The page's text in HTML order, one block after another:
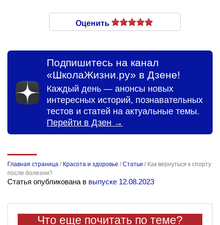
Оценить
Подпишитесь на канал
«ШколаЖизни.ру» в Дзене!
Каждый день — анонсы новых
интересных историй, познавательных
тестов и статей на актуальные темы.
Перейти в Дзен →
Главная страница / Красота и здоровье /Статьи / Как вернуться к спорту
после болезни?
Статья опубликована в выпуске 12.08.2023
Что еще почитать по теме?